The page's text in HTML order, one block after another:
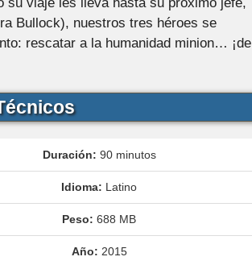
Bullock), nuestros tres héroes se
rescatar a la humanidad minion… ¡de
Duración: 90 minutos
Idioma: Latino
Peso: 688 MB
Año: 2015